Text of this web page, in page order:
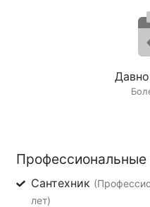
Профессиональные
Сантехник
лет)